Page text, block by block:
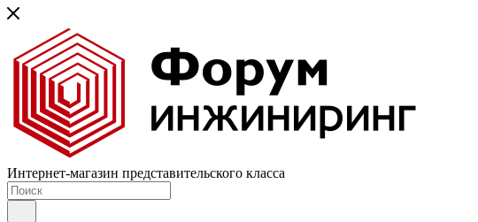
Интернет-магазин представительского класса